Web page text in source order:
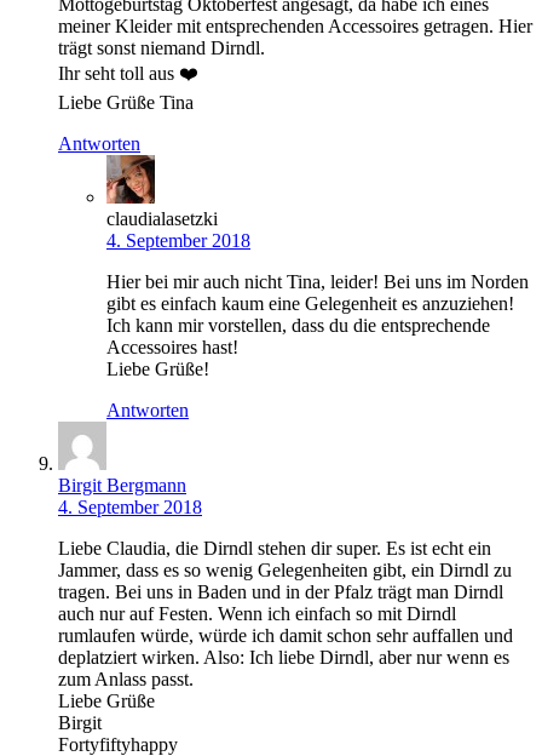
meiner Kleider mit entsprechenden Accessoires getragen. Hier
trägt sonst niemand Dirndl.
Ihr seht toll aus ❤️
Liebe Grüße Tina
Antworten
claudialasetzki
4. September 2018
Hier bei mir auch nicht Tina, leider! Bei uns im Norden
gibt es einfach kaum eine Gelegenheit es anzuziehen!
Ich kann mir vorstellen, dass du die entsprechende
Accessoires hast!
Liebe Grüße!
Antworten
Birgit Bergmann
4. September 2018
Liebe Claudia, die Dirndl stehen dir super. Es ist echt ein
Jammer, dass es so wenig Gelegenheiten gibt, ein Dirndl zu
tragen. Bei uns in Baden und in der Pfalz trägt man Dirndl
auch nur auf Festen. Wenn ich einfach so mit Dirndl
rumlaufen würde, würde ich damit schon sehr auffallen und
deplatziert wirken. Also: Ich liebe Dirndl, aber nur wenn es
zum Anlass passt.
Liebe Grüße
Birgit
Fortyfiftyhappy